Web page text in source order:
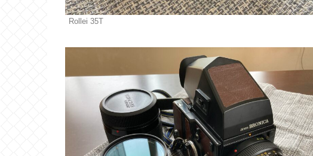
Rollei 35T